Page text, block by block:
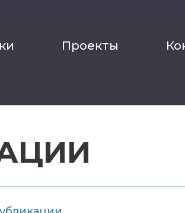
Проекты